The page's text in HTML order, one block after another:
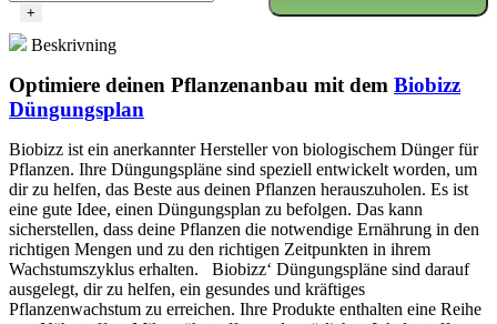
+
Beskrivning
Optimiere deinen Pflanzenanbau mit dem Biobizz
Düngungsplan
Biobizz ist ein anerkannter Hersteller von biologischem Dünger für
Pflanzen. Ihre Düngungspläne sind speziell entwickelt worden, um
dir zu helfen, das Beste aus deinen Pflanzen herauszuholen. Es ist
eine gute Idee, einen Düngungsplan zu befolgen. Das kann
sicherstellen, dass deine Pflanzen die notwendige Ernährung in den
richtigen Mengen und zu den richtigen Zeitpunkten in ihrem
Wachstumszyklus erhalten.
Biobizz‘ Düngungspläne sind darauf
ausgelegt, dir zu helfen, ein gesundes und kräftiges
Pflanzenwachstum zu erreichen. Ihre Produkte enthalten eine Reihe